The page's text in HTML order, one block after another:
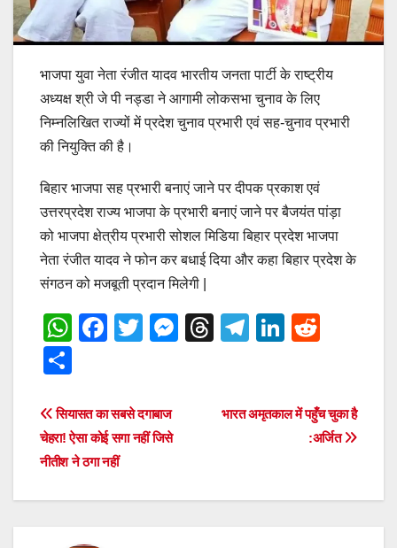
भाजपा युवा नेता रंजीत यादव भारतीय जनता पार्टी के राष्ट्रीय
अध्यक्ष श्री जे पी नड्डा ने आगामी लोकसभा चुनाव के लिए
निम्नलिखित राज्यों में प्रदेश चुनाव प्रभारी एवं सह-चुनाव प्रभारी
की नियुक्ति की है।
बिहार भाजपा सह प्रभारी बनाएं जाने पर दीपक प्रकाश एवं
उत्तरप्रदेश राज्य भाजपा के प्रभारी बनाएं जाने पर बैजयंत पांड़ा
को भाजपा क्षेत्रीय प्रभारी सोशल मिडिया बिहार प्रदेश भाजपा
नेता रंजीत यादव ने फोन कर बधाई दिया और कहा बिहार प्रदेश के
संगठन को मजबूती प्रदान मिलेगी |
W
s
A
p
p
F
e
b
o
o
T
er
M
er
T
a
T
gr
Li
e
di
t
ar
e
Post
navigation
भारत अमृतकाल में पहुँच चुका है
:अर्जित
सियासत का सबसे दगाबाज
चेहरा! ऐसा कोई सगा नहीं जिसे
नीतीश ने ठगा नहीं